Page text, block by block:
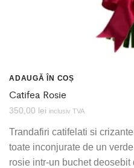
ADAUGĂ ÎN COȘ
Catifea Rosie
350,00 lei inclusiv TVA
Trandafiri catifelati si
toate inconjurate de un
rosie intr-un buchet